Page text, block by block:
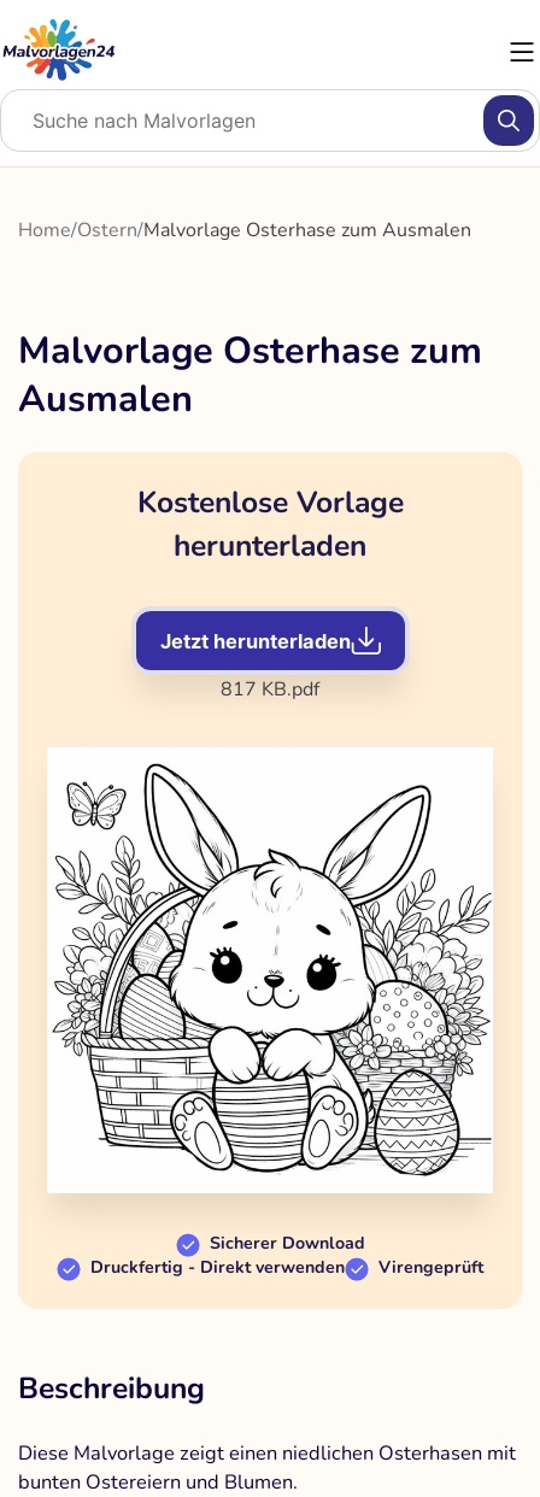
Inhalt
springen
Home/Ostern/Malvorlage Osterhase zum Ausmalen
Malvorlage Osterhase zum
Ausmalen
Kostenlose Vorlage
herunterladen
Jetzt herunterladen
817 KB.pdf
Sicherer Download
Druckfertig - Direkt verwenden
Virengeprüft
Beschreibung
Diese Malvorlage zeigt einen niedlichen Osterhasen mit
bunten Ostereiern und Blumen.